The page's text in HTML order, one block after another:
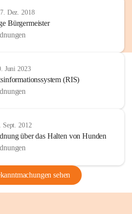
Dez. 2018
Bürgermeister
Juni 2023
(RIS)
Sept. 2012
über das Halten von Hunden
sehen